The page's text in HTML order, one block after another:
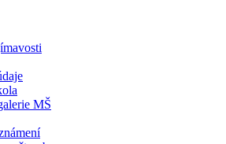
MŠ